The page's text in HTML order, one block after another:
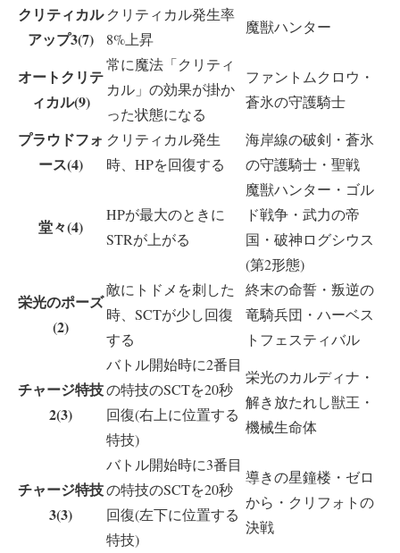
クリティカル
アップ3(7)
クリティカル発生率
8%上昇
魔獣ハンター
オートクリテ
ィカル(9)
常に魔法「クリティ
カル」の効果が掛か
った状態になる
ファントムクロウ・
蒼氷の守護騎士
プラウドフォ
ース(4)
クリティカル発生
時、HPを回復する
海岸線の破剣・蒼氷
の守護騎士・聖戦
堂々(4)
HPが最大のときに
STRが上がる
魔獣ハンター・ゴル
ド戦争・武力の帝
国・破神ログシウス
(第2形態)
栄光のポーズ
(2)
敵にトドメを刺した
時、SCTが少し回復
する
終末の命誓・叛逆の
竜騎兵団・ハーベス
トフェスティバル
チャージ特技
2(3)
バトル開始時に2番目
の特技のSCTを20秒
回復(右上に位置する
特技)
栄光のカルディナ・
解き放たれし獣王・
機械生命体
チャージ特技
3(3)
バトル開始時に3番目
の特技のSCTを20秒
回復(左下に位置する
特技)
導きの星鐘楼・ゼロ
から・クリフォトの
決戦